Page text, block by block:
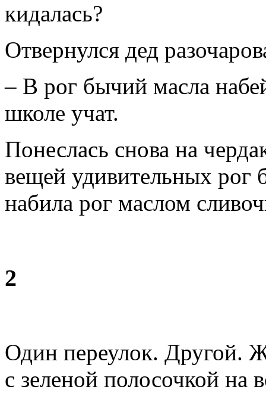
кидалась?
Отвернулся дед
– В рог бычий масла
школе учат.
Понеслась снова на
вещей удивительных рог
набила рог маслом
2
Один переулок. Другой.
с зеленой полосочкой на